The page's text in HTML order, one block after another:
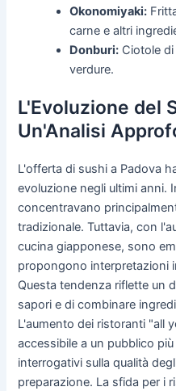
Okonomiyaki:
carne e altri
Donburi: Ciotole
verdure.
L'Evoluzione del
Un'Analisi
L'offerta di sushi a Padova
evoluzione negli ultimi anni.
concentravano
tradizionale. Tuttavia, con
cucina giapponese, sono
propongono interpretazioni
Questa tendenza riflette un
sapori e di combinare
L'aumento dei ristoranti "all
accessibile a un pubblico
interrogativi sulla qualità
preparazione. La sfida per i